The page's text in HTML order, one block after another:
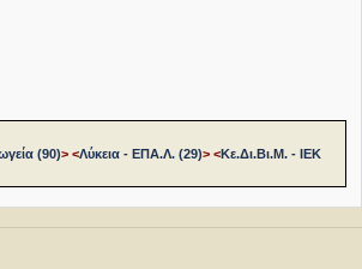
(90)> <Λύκεια - ΕΠΑ.Λ. (29)> <Κε.Δι.Βι.Μ. - ΙΕΚ